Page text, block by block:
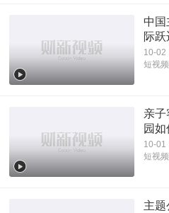
中国
际
10-02
短视频
亲
园如
10-01
短视频
主题